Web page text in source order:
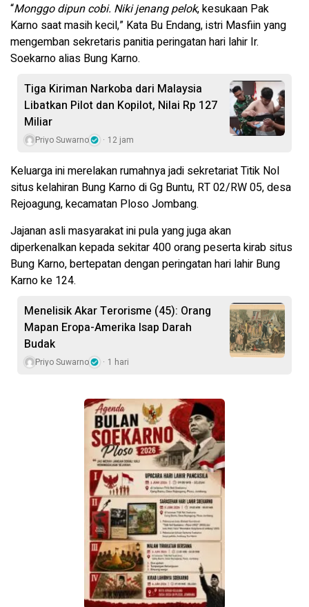
“Monggo dipun cobi. Niki jenang pelok, kesukaan Pak
Karno saat masih kecil,” Kata Bu Endang, istri Masfiin yang
mengemban sekretaris panitia peringatan hari lahir Ir.
Soekarno alias Bung Karno.
Tiga Kiriman Narkoba dari Malaysia
Libatkan Pilot dan Kopilot, Nilai Rp 127
Miliar
Priyo Suwarno 12 jam
Keluarga ini merelakan rumahnya jadi sekretariat Titik Nol
situs kelahiran Bung Karno di Gg Buntu, RT 02/RW 05, desa
Rejoagung, kecamatan Ploso Jombang.
Jajanan asli masyarakat ini pula yang juga akan
diperkenalkan kepada sekitar 400 orang peserta kirab situs
Bung Karno, bertepatan dengan peringatan hari lahir Bung
Karno ke 124.
Menelisik Akar Terorisme (45): Orang
Mapan Eropa-Amerika Isap Darah
Budak
Priyo Suwarno 1 hari